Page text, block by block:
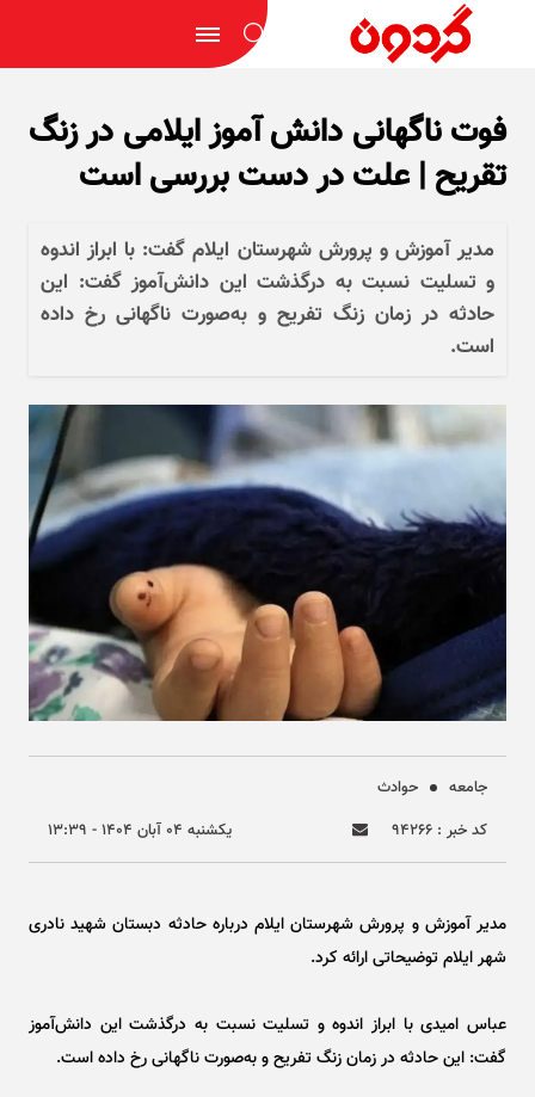
فوت ناگهانی دانش آموز ایلامی در زنگ
تقریح | علت در دست بررسی است
مدیر آموزش و پرورش شهرستان ایلام گفت: با ابراز اندوه
و تسلیت نسبت به درگذشت این دانش‌آموز گفت: این
حادثه در زمان زنگ تفریح و به‌صورت ناگهانی رخ داده
است.
جامعه
حوادث
کد خبر : ۹۴۲۶۶
يکشنبه ۰۴ آبان ۱۴۰۴ - ۱۳:۳۹
مدیر آموزش و پرورش شهرستان ایلام درباره حادثه دبستان شهید نادری
شهر ایلام توضیحاتی ارائه کرد.
عباس امیدی با ابراز اندوه و تسلیت نسبت به درگذشت این دانش‌آموز
گفت: این حادثه در زمان زنگ تفریح و به‌صورت ناگهانی رخ داده است.